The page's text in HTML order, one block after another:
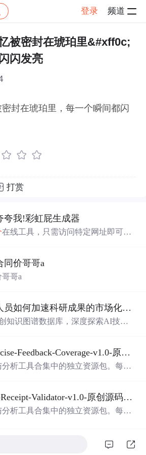
登录 频道
感慨 帖子详情
被密封在琥珀里&#xff0c;
闪发亮
封在琥珀里，每一个瞬间都闪
打赏
夸我!彩虹屁生成器
在线工具，只需访问特定网址即可获
同价哥哥a
哥a
高校科研管理人员如何加速科研成果的市场化转化？.docx
知识图谱数据库，深度探索AI技术
决方案，推动科技创新与产业创新
AI-Coding-Exercise-Feedback-Coverage-v1.0-原创源码与文档.zip
析工具合集中的独立资源包。每个
功能清单、MIT License及原创与授
目录，执行npm test验证算法，
截图、论文、生产日志或其他受限素
AI应用工程、测试审计和课程实践。
Skill-Execution-Receipt-Validator-v1.0-原创源码与文档.zip
析工具合集中的独立资源包。每个
、功能清单、MIT License及原创与授